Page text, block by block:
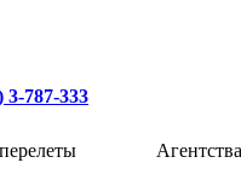
3-787-333